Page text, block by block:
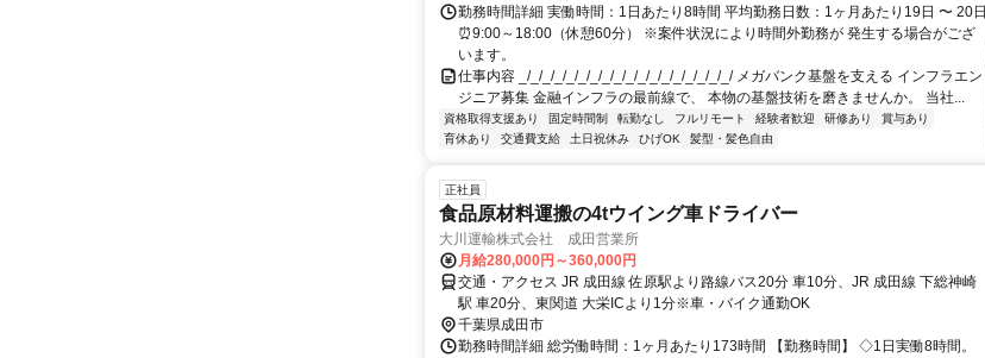
勤務時間詳細 実働時間：1日あたり8時間 平均勤務日数：1ヶ月あたり19日 〜 20日
⏰9:00～18:00（休憩60分） ※案件状況により時間外勤務が 発生する場合がござ
います。
仕事内容 _/_/_/_/_/_/_/_/_/_/_/_/_/_/_/_/_/_/ メガバンク基盤を支える インフラエン
ジニア募集 金融インフラの最前線で、 本物の基盤技術を磨きませんか。 当社...
資格取得支援あり 固定時間制 転勤なし フルリモート 経験者歓迎 研修あり
賞与あり
育休あり
交通費支給 土日祝休み ひげOK 髪型・髪色自由
正社員
食品原材料運搬の4tウイング車ドライバー
大川運輸株式会社 成田営業所
月給280,000円～360,000円
交通・アクセス JR 成田線 佐原駅より路線バス20分 車10分、JR 成田線 下総神崎
駅 車20分、東関道 大栄ICより1分※車・バイク通勤OK
千葉県成田市
勤務時間詳細 総労働時間：1ヶ月あたり173時間 【勤務時間】 ◇1日実働8時間。